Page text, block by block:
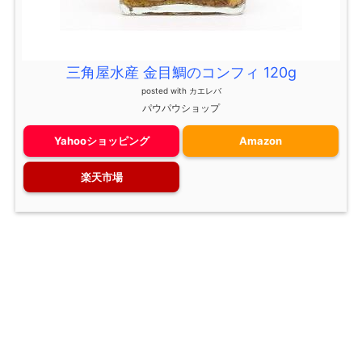
三角屋水産 金目鯛のコンフィ 120g
posted with カエレバ
パウパウショップ
Yahooショッピング Amazon
楽天市場